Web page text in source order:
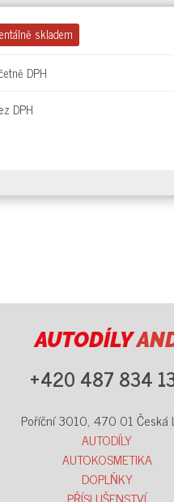
skladem
DPH
DPH
AUTODÍLY
+420 487 834
Poříční 3010, 470 01 Česká
AUTODÍLY
AUTOKOSMETIKA
DOPLŇKY